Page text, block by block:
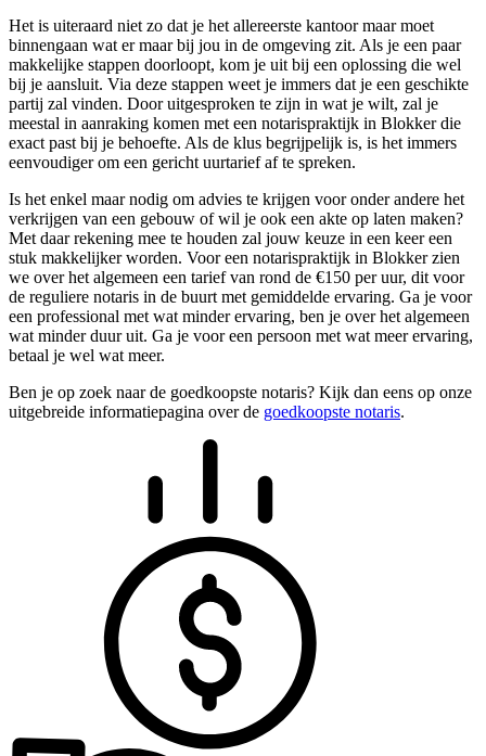
Het is uiteraard niet zo dat je het allereerste kantoor maar moet
binnengaan wat er maar bij jou in de omgeving zit. Als je een paar
makkelijke stappen doorloopt, kom je uit bij een oplossing die wel
bij je aansluit. Via deze stappen weet je immers dat je een geschikte
partij zal vinden. Door uitgesproken te zijn in wat je wilt, zal je
meestal in aanraking komen met een notarispraktijk in Blokker die
exact past bij je behoefte. Als de klus begrijpelijk is, is het immers
eenvoudiger om een gericht uurtarief af te spreken.
Is het enkel maar nodig om advies te krijgen voor onder andere het
verkrijgen van een gebouw of wil je ook een akte op laten maken?
Met daar rekening mee te houden zal jouw keuze in een keer een
stuk makkelijker worden. Voor een notarispraktijk in Blokker zien
we over het algemeen een tarief van rond de €150 per uur, dit voor
de reguliere notaris in de buurt met gemiddelde ervaring. Ga je voor
een professional met wat minder ervaring, ben je over het algemeen
wat minder duur uit. Ga je voor een persoon met wat meer ervaring,
betaal je wel wat meer.
Ben je op zoek naar de goedkoopste notaris? Kijk dan eens op onze
uitgebreide informatiepagina over de goedkoopste notaris.